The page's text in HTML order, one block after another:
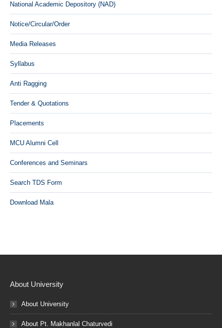
National Academic Depository (NAD)
Notice/Circular/Order
Media Releases
Syllabus
Anti Ragging
Tender & Quotations
Placements
MCU Alumni Cell
Conferences and Seminars
Search TDS Form
Download Mala
About University
About University
About Pt. Makhanlal Chaturvedi